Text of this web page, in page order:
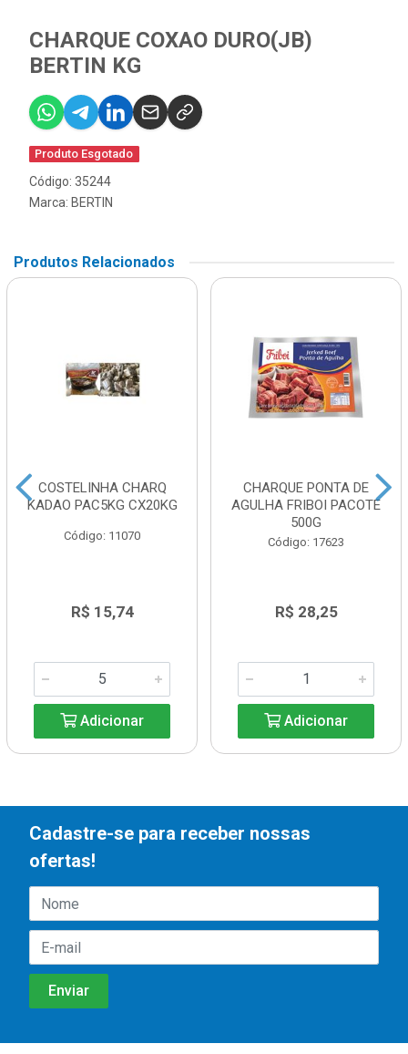
CHARQUE COXAO DURO(JB)
BERTIN KG
Produto Esgotado
Código: 35244
Marca: BERTIN
Produtos Relacionados
COSTELINHA CHARQ
KADAO PAC5KG CX20KG
Código: 11070
R$ 15,74
Adicionar
CHARQUE PONTA DE
AGULHA FRIBOI PACOTE
500G
Código: 17623
R$ 28,25
Adicionar
Cadastre-se para receber nossas
ofertas!